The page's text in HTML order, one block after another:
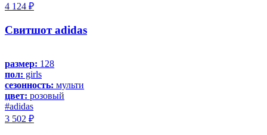
4 124 ₽
Свитшот adidas
размер: 128
пол: girls
сезонность: мульти
цвет: розовый
#adidas
3 502 ₽